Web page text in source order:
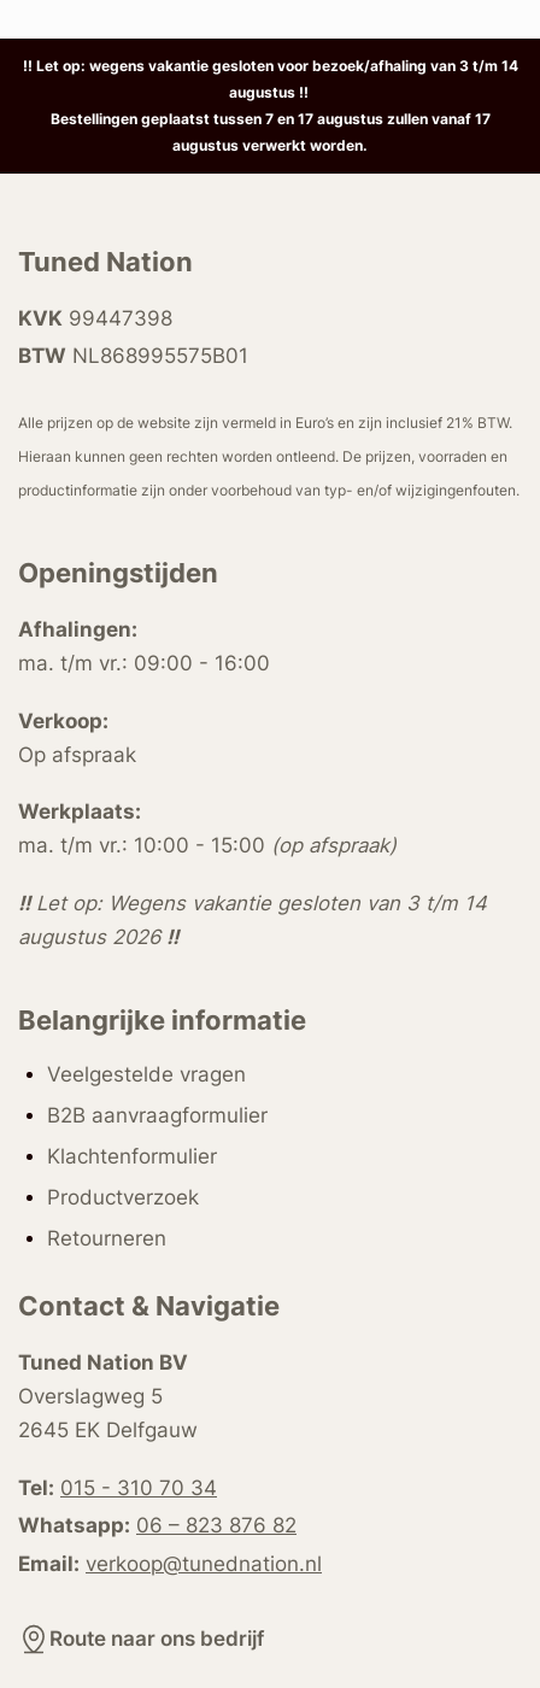
!! Let op: wegens vakantie gesloten voor bezoek/afhaling van 3 t/m 14
augustus !!
Bestellingen geplaatst tussen 7 en 17 augustus zullen vanaf 17
augustus verwerkt worden.
Tuned Nation
KVK 99447398
BTW NL868995575B01
Alle prijzen op de website zijn vermeld in Euro’s en zijn inclusief 21% BTW.
Hieraan kunnen geen rechten worden ontleend. De prijzen, voorraden en
productinformatie zijn onder voorbehoud van typ- en/of wijzigingenfouten.
Openingstijden
Afhalingen:
ma. t/m vr.: 09:00 - 16:00
Verkoop:
Op afspraak
Werkplaats:
ma. t/m vr.: 10:00 - 15:00 (op afspraak)
!!Let op: Wegens vakantie gesloten van 3 t/m 14
augustus 2026 !!
Belangrijke informatie
Veelgestelde vragen
B2B aanvraagformulier
Klachtenformulier
Productverzoek
Retourneren
Contact & Navigatie
Tuned Nation BV
Overslagweg 5
2645 EK Delfgauw
Tel: 015 - 310 70 34
Whatsapp: 06 – 823 876 82
Email: verkoop@tunednation.nl
Route naar ons bedrijf